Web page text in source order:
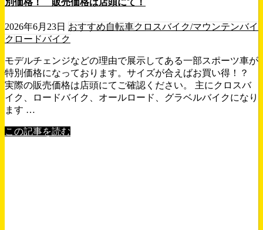
別価格！ 販売価格は店頭にて！
2026年6月23日 おすすめ自転車クロスバイク/マウンテンバイ
ク ロードバイク
モデルチェンジなどの理由で展示してある一部スポーツ車が
特別価格になっております。サイズが合えばお買い得！？
実際の販売価格は店頭にてご確認ください。 主にクロスバ
イク、ロードバイク、オールロード、グラベルバイクになり
ます …
この記事を読む